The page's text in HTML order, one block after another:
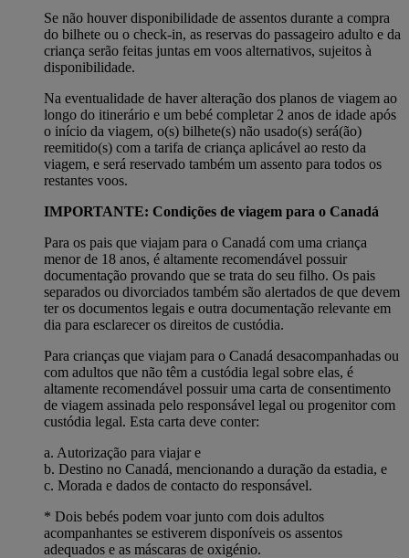
Se não houver disponibilidade de assentos durante a compra
do bilhete ou o check-in, as reservas do passageiro adulto e da
criança serão feitas juntas em voos alternativos, sujeitos à
disponibilidade.
Na eventualidade de haver alteração dos planos de viagem ao
longo do itinerário e um bebé completar 2 anos de idade após
o início da viagem, o(s) bilhete(s) não usado(s) será(ão)
reemitido(s) com a tarifa de criança aplicável ao resto da
viagem, e será reservado também um assento para todos os
restantes voos.
IMPORTANTE: Condições de viagem para o Canadá
Para os pais que viajam para o Canadá com uma criança
menor de 18 anos, é altamente recomendável possuir
documentação provando que se trata do seu filho. Os pais
separados ou divorciados também são alertados de que devem
ter os documentos legais e outra documentação relevante em
dia para esclarecer os direitos de custódia.
Para crianças que viajam para o Canadá desacompanhadas ou
com adultos que não têm a custódia legal sobre elas, é
altamente recomendável possuir uma carta de consentimento
de viagem assinada pelo responsável legal ou progenitor com
custódia legal. Esta carta deve conter:
a. Autorização para viajar e
b. Destino no Canadá, mencionando a duração da estadia, e
c. Morada e dados de contacto do responsável.
* Dois bebés podem voar junto com dois adultos
acompanhantes se estiverem disponíveis os assentos
adequados e as máscaras de oxigénio.